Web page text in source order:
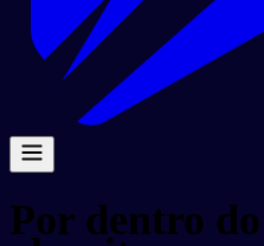
Por dentro